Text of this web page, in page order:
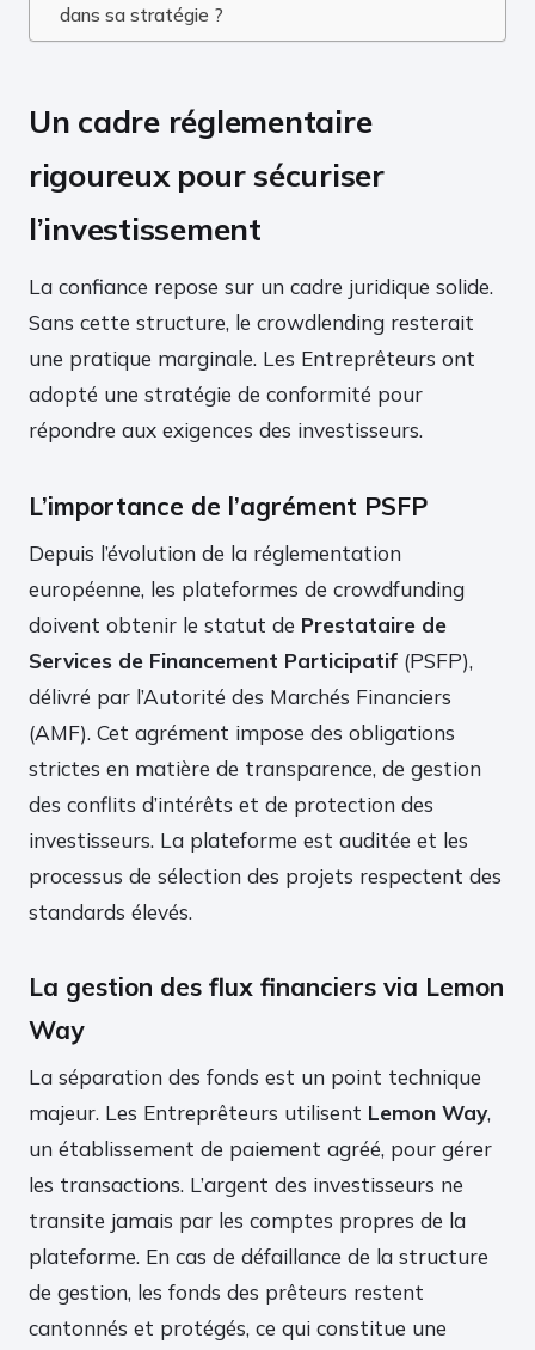
dans sa stratégie ?
Un cadre réglementaire
rigoureux pour sécuriser
l’investissement
La confiance repose sur un cadre juridique solide.
Sans cette structure, le crowdlending resterait
une pratique marginale. Les Entreprêteurs ont
adopté une stratégie de conformité pour
répondre aux exigences des investisseurs.
L’importance de l’agrément PSFP
Depuis l’évolution de la réglementation
européenne, les plateformes de crowdfunding
doivent obtenir le statut de Prestataire de
Services de Financement Participatif (PSFP),
délivré par l’Autorité des Marchés Financiers
(AMF). Cet agrément impose des obligations
strictes en matière de transparence, de gestion
des conflits d’intérêts et de protection des
investisseurs. La plateforme est auditée et les
processus de sélection des projets respectent des
standards élevés.
La gestion des flux financiers via Lemon
Way
La séparation des fonds est un point technique
majeur. Les Entreprêteurs utilisent Lemon Way,
un établissement de paiement agréé, pour gérer
les transactions. L’argent des investisseurs ne
transite jamais par les comptes propres de la
plateforme. En cas de défaillance de la structure
de gestion, les fonds des prêteurs restent
cantonnés et protégés, ce qui constitue une